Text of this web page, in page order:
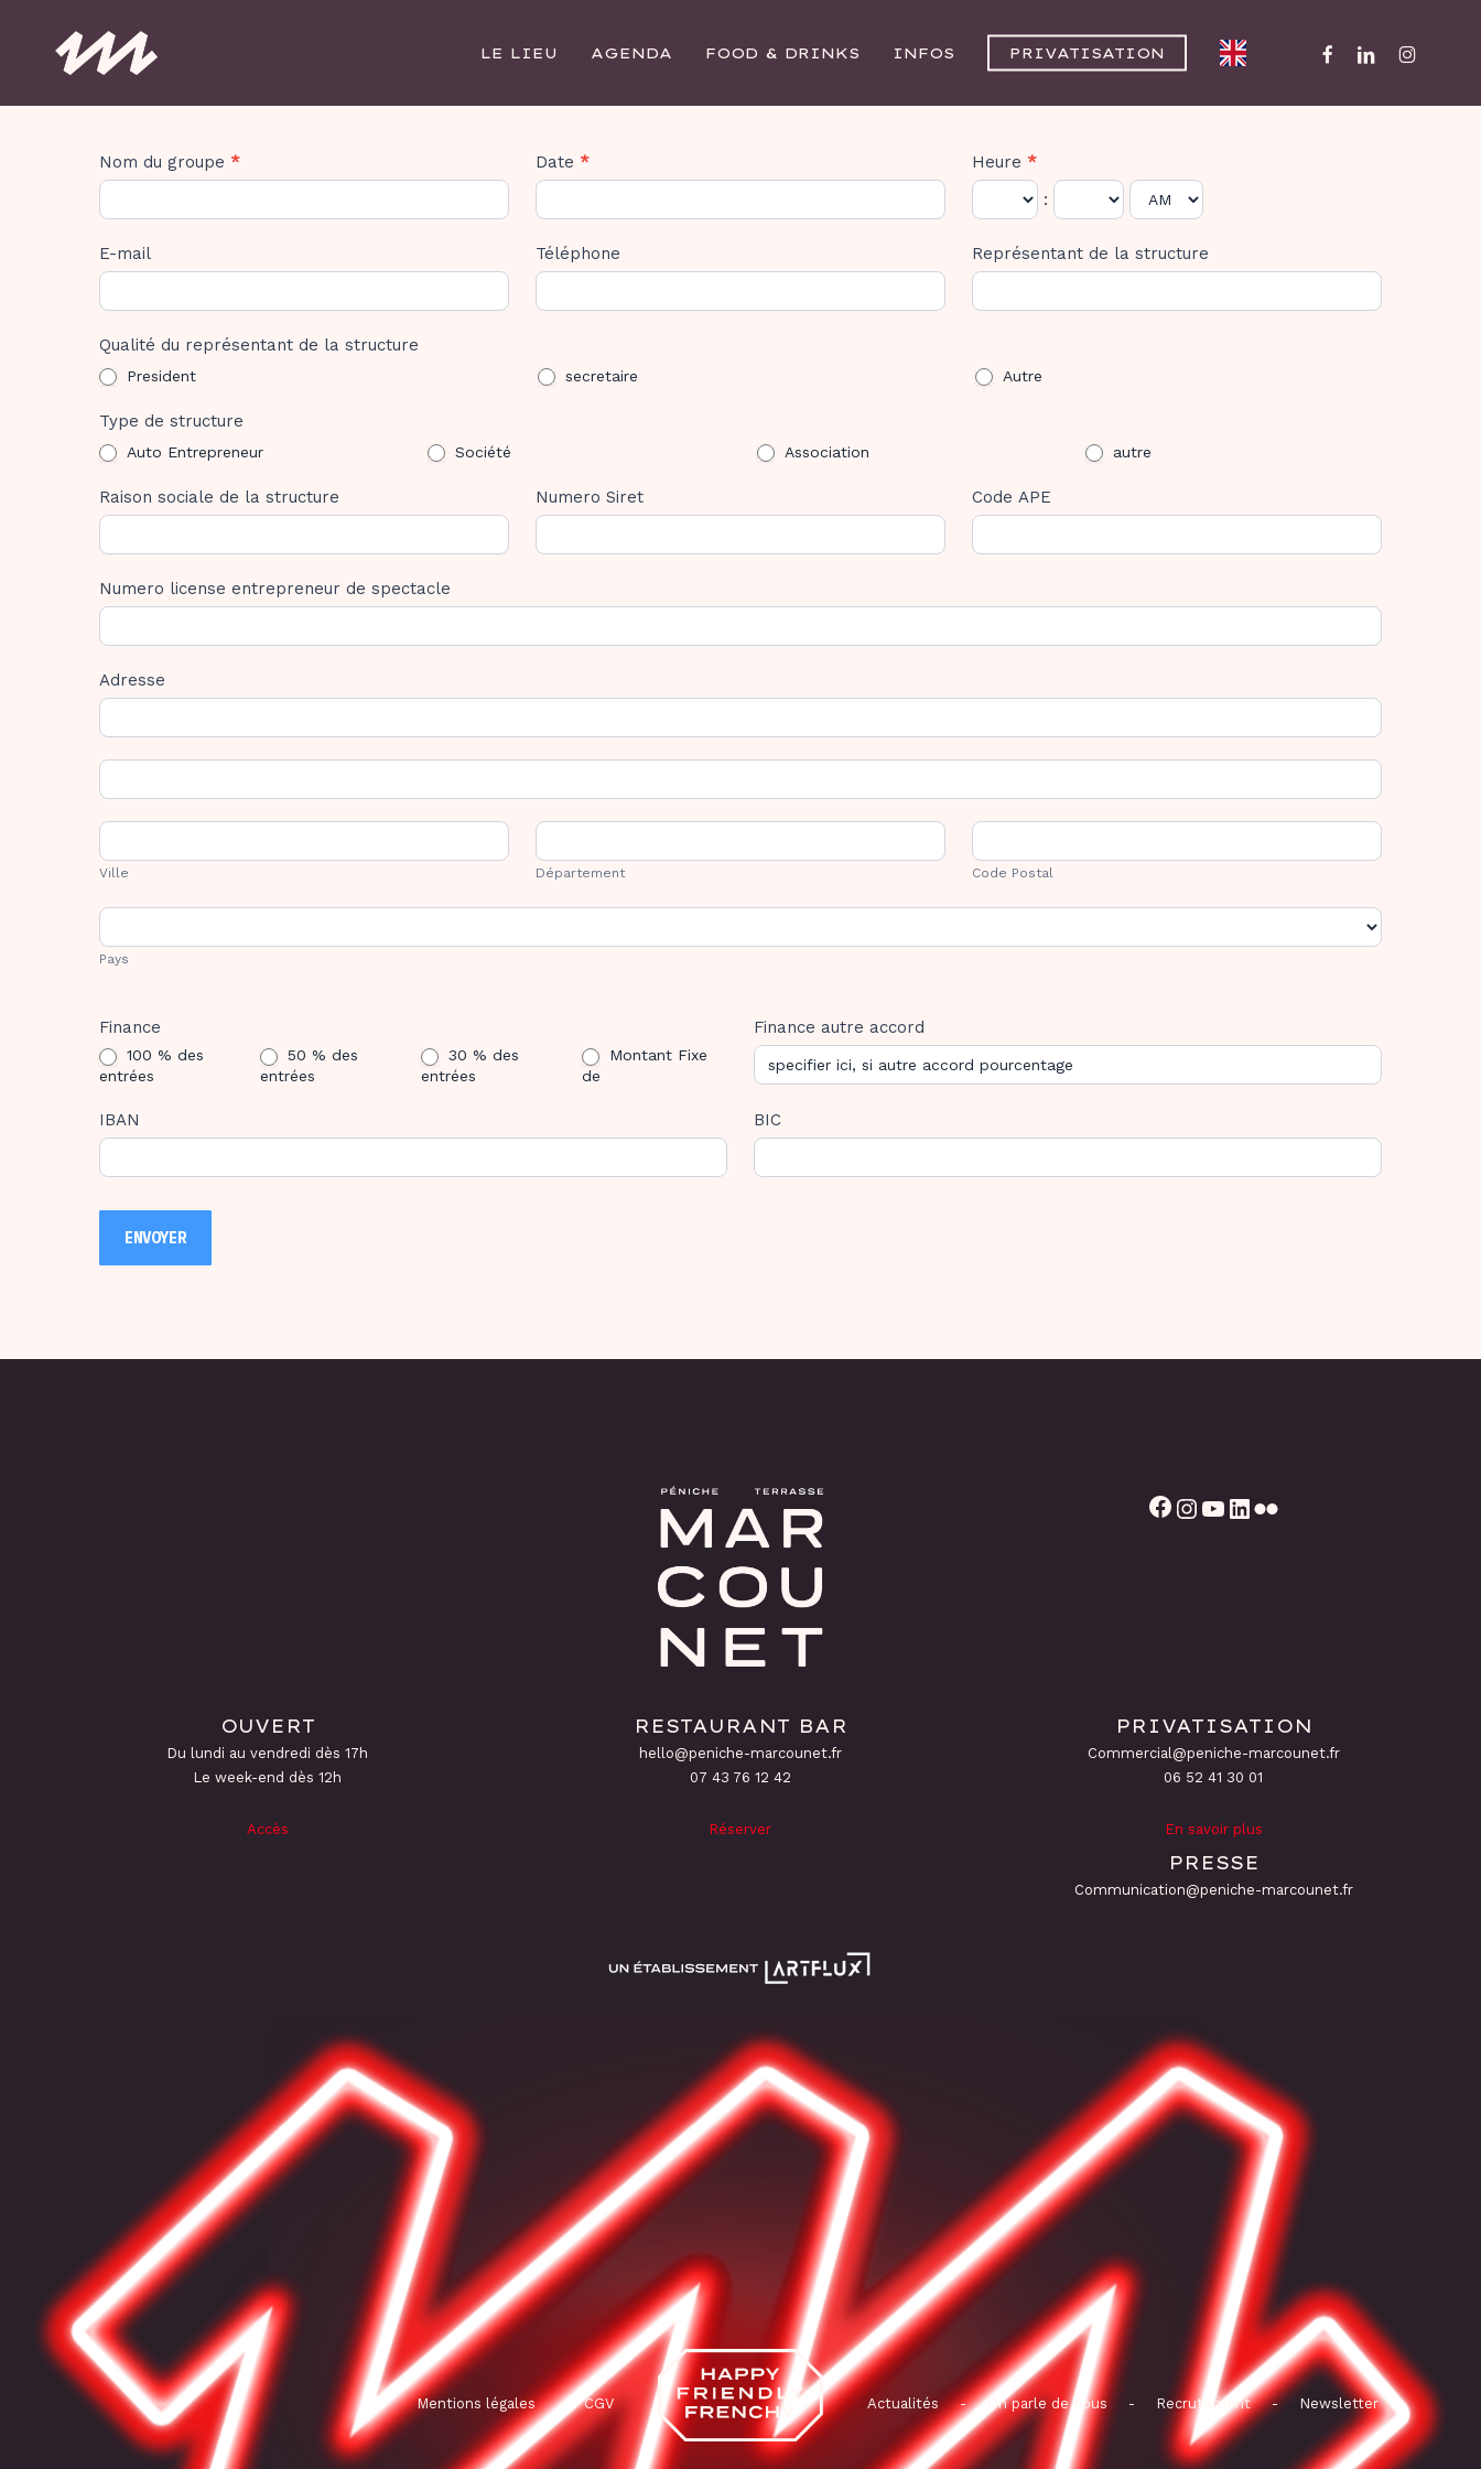
LE LIEU AGENDA FOOD & DRINKS INFOS PRIVATISATION FACEBOOK
LINKEDIN
Contrat
de
Session
Nom du groupe * Date * Heure *
:
E-mail Téléphone Représentant de la structure
Qualité du représentant de la structure
President secretaire Autre
Type de structure
Auto Entrepreneur Société Association autre
Raison sociale de la structure Numero Siret Code APE
Numero license entrepreneur de spectacle
Adresse
Adresse
Adresse
Ville
Ville
Département
Département
Code
Postal
Code Postal
Pays
Pays
Finance
100 % des
entrées
50 % des
entrées
30 % des
entrées
Montant Fixe
de
Montant Fixe de
Finance autre accord
IBAN BIC
ENVOYER
Facebook Instagram YouTube
OUVERT
Du lundi au vendredi dès 17h
Le week-end dès 12h
Accès
RESTAURANT BAR
hello@peniche-marcounet.fr
‭07 43 76 12 42
Réserver
PRIVATISATION
Commercial@peniche-marcounet.fr
06 52 41 30 01
En savoir plus
PRESSE
Communication@peniche-marcounet.fr
Mentions légales - CGV Actualités - On parle de nous - Recrutement - Newsletter